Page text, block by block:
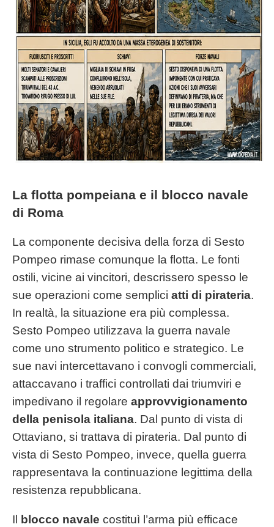
La flotta pompeiana e il blocco navale
di Roma
La componente decisiva della forza di Sesto
Pompeo rimase comunque la flotta. Le fonti
ostili, vicine ai vincitori, descrissero spesso le
sue operazioni come semplici atti di pirateria.
In realtà, la situazione era più complessa.
Sesto Pompeo utilizzava la guerra navale
come uno strumento politico e strategico. Le
sue navi intercettavano i convogli commerciali,
attaccavano i traffici controllati dai triumviri e
impedivano il regolare approvvigionamento
della penisola italiana. Dal punto di vista di
Ottaviano, si trattava di pirateria. Dal punto di
vista di Sesto Pompeo, invece, quella guerra
rappresentava la continuazione legittima della
resistenza repubblicana.
Il blocco navale costituì l’arma più efficace